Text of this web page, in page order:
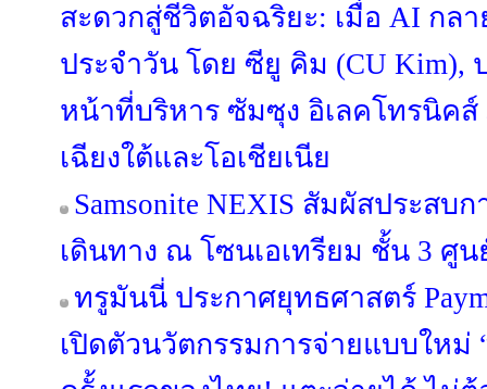
สะดวกสู่ชีวิตอัจฉริยะ: เมื่อ AI กล
ประจำวัน โดย ซียู คิม (CU Kim),
หน้าที่บริหาร ซัมซุง อิเลคโทรนิค
เฉียงใต้และโอเชียเนีย
Samsonite NEXIS สัมผัสประส
เดินทาง ณ โซนเอเทรียม ชั้น 3 ศูน
ทรูมันนี่ ประกาศยุทธศาสตร์
เปิดตัวนวัตกรรมการจ่ายแบบใหม่